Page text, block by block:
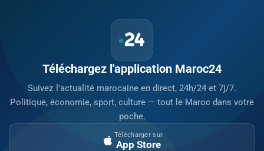
Téléchargez l'application Maroc24
Suivez l'actualité marocaine en direct, 24h/24 et 7j/7.
Politique, économie, sport, culture — tout le Maroc dans votre
poche.
Télécharger sur
App Store